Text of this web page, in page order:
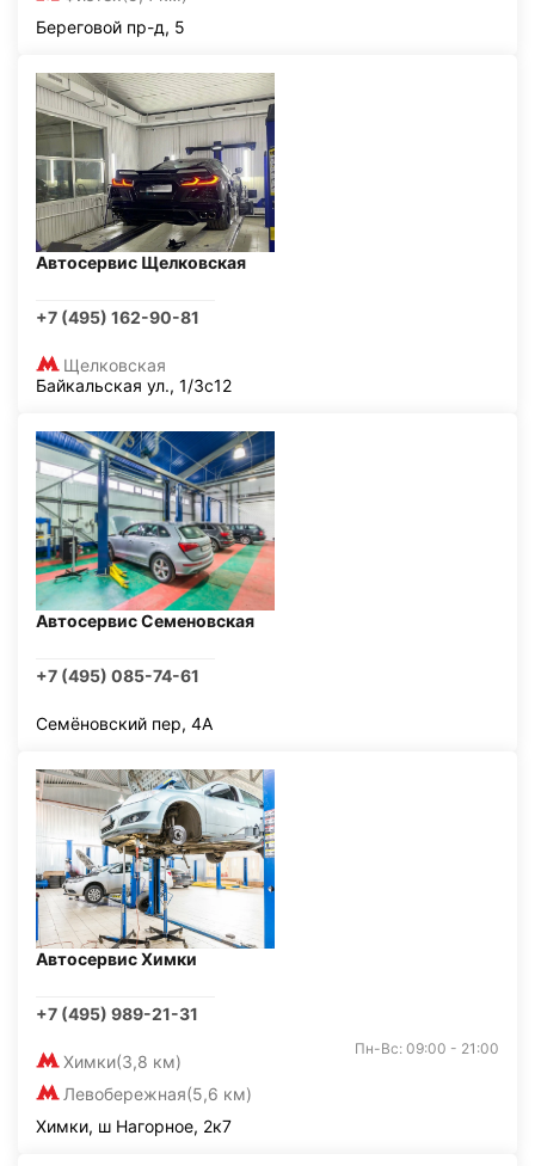
Береговой пр-д, 5
Автосервис Щелковская
+7 (495) 162-90-81
Щелковская
Байкальская ул., 1/3с12
Автосервис Семеновская
+7 (495) 085-74-61
Семёновский пер, 4А
Автосервис Химки
+7 (495) 989-21-31
Химки(3,8 км)
Левобережная(5,6 км)
Пн-Вс: 09:00 - 21:00
Химки, ш Нагорное, 2к7